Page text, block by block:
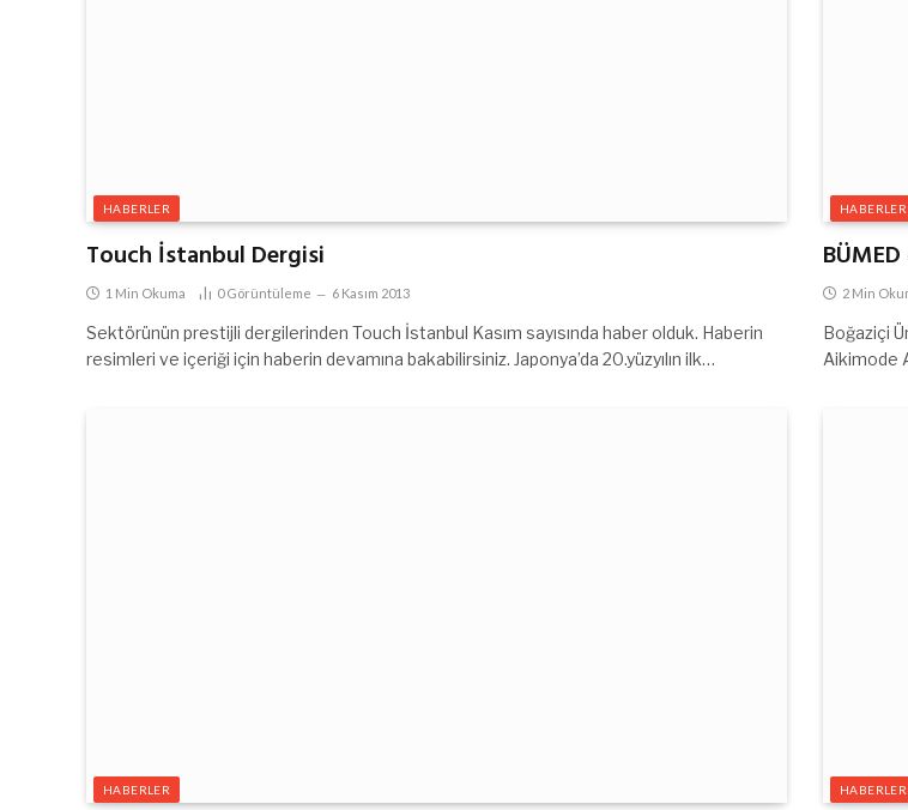
HABERLER
Touch İstanbul Dergisi
1 Min Okuma 0Görüntüleme 6 Kasım 2013
Sektörünün prestijli dergilerinden Touch İstanbul Kasım sayısında haber olduk. Haberin
resimleri ve içeriği için haberin devamına bakabilirsiniz. Japonya’da 20.yüzyılın ilk…
HABERLER
2 Min
Boğaziçi
Aikimode
HABERLER HABERLER